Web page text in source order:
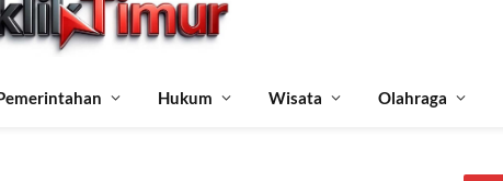
Hukum Wisata Olahraga